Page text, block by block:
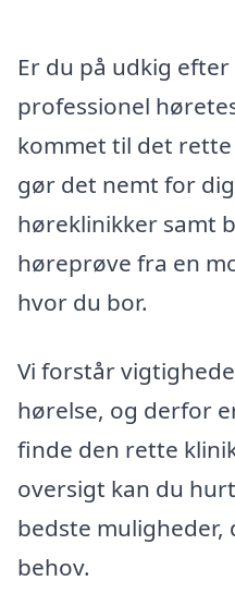
Er du på udkig
professionel
kommet til det
gør det nemt for
høreklinikker samt
høreprøve fra en
hvor du bor.
Vi forstår
hørelse, og derfor
finde den rette
oversigt kan du
bedste muligheder,
behov.